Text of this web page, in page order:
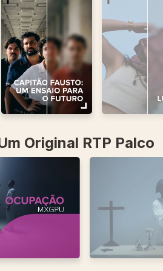
Original RTP Palco